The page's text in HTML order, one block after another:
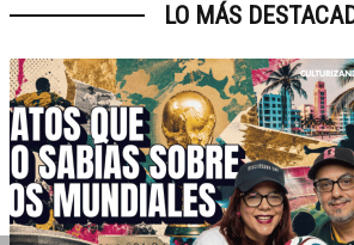
LO MÁS